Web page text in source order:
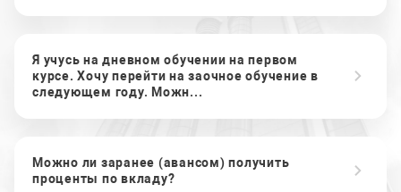
Я учусь на дневном обучении на первом
курсе. Хочу перейти на заочное обучение в
следующем году. Можн...
Можно ли заранее (авансом) получить
проценты по вкладу?